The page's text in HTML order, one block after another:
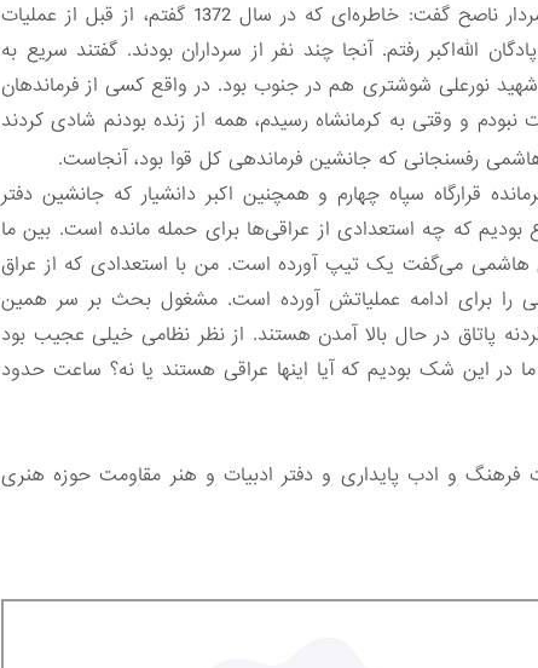
1372 در برنامه دوازدهم شب خاطره نیز یکی از راویان خاطرات بوده است. سردار ناصح گفت: خاطره‌ای که در سال 1372 گفتم، از قبل از عملیات
الله‌اکبر رفتم. آنجا چند نفر از سرداران بودند. گفتند سریع به
شهید نورعلی شوشتری هم در جنوب بود. در واقع کسی از فرماندهان
سپاه در کرمانشاه نبود و من این موضوع را نمی‌دانستم، زیرا 48 ساعت نبودم و وقتی به کرمانشاه رسیدم، همه از زنده بودنم شادی کردند
هاشمی رفسنجانی که جانشین فرماندهی کل قوا بود، آنجاست.
قرارگاه سپاه چهارم و همچنین اکبر دانشیار که جانشین دفتر
که چه استعدادی از عراقی‌ها برای حمله مانده است. بین ما
هاشمی می‌گفت یک تیپ آورده است. من با استعدادی که از عراق
را برای ادامه عملیاتش آورده است. مشغول بحث بر سر همین
عراقی‌ها از گردنه پاتاق در حال بالا آمدن‌ هستند. از نظر نظامی خیلی عجیب بود
در این شک بودیم که آیا اینها عراقی هستند یا نه؟ ساعت حدود
فرهنگ و ادب پایداری و دفتر ادبیات و هنر مقاومت حوزه هنری